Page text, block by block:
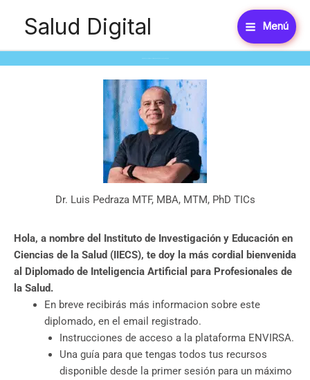
Salud Digital Menú
Dr. Luis Pedraza MTF, MBA, MTM, PhD TICs
Hola, a nombre del Instituto de Investigación y Educación en
Ciencias de la Salud (IIECS), te doy la más cordial bienvenida
al Diplomado de Inteligencia Artificial para Profesionales de
la Salud.
En breve recibirás más informacion sobre este
diplomado, en el email registrado.
Instrucciones de acceso a la plataforma ENVIRSA.
Una guía para que tengas todos tus recursos
disponible desde la primer sesión para un máximo